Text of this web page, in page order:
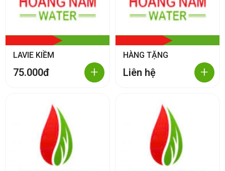
LAVIE KIỀM
75.000đ +
HÀNG TẶNG
Liên hệ +